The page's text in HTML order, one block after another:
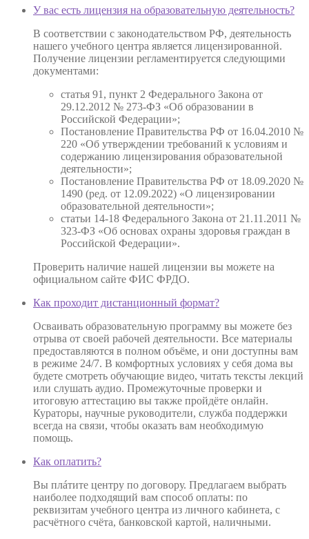
У вас есть лицензия на образовательную деятельность?
В соответствии с законодательством РФ, деятельность
нашего учебного центра является лицензированной.
Получение лицензии регламентируется следующими
документами:
статья 91, пункт 2 Федерального Закона от
29.12.2012 № 273-ФЗ «Об образовании в
Российской Федерации»;
Постановление Правительства РФ от 16.04.2010 №
220 «Об утверждении требований к условиям и
содержанию лицензирования образовательной
деятельности»;
Постановление Правительства РФ от 18.09.2020 №
1490 (ред. от 12.09.2022) «О лицензировании
образовательной деятельности»;
статьи 14-18 Федерального Закона от 21.11.2011 №
323-ФЗ «Об основах охраны здоровья граждан в
Российской Федерации».
Проверить наличие нашей лицензии вы можете на
официальном сайте ФИС ФРДО.
Как проходит дистанционный формат?
Осваивать образовательную программу вы можете без
отрыва от своей рабочей деятельности. Все материалы
предоставляются в полном объёме, и они доступны вам
в режиме 24/7. В комфортных условиях у себя дома вы
будете смотреть обучающие видео, читать тексты лекций
или слушать аудио. Промежуточные проверки и
итоговую аттестацию вы также пройдёте онлайн.
Кураторы, научные руководители, служба поддержки
всегда на связи, чтобы оказать вам необходимую
помощь.
Как оплатить?
Вы плáтите центру по договору. Предлагаем выбрать
наиболее подходящий вам способ оплаты: по
реквизитам учебного центра из личного кабинета, с
расчётного счёта, банковской картой, наличными.